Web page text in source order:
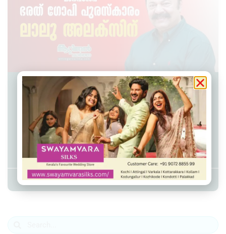
മാനവ സേവ വെൽഫെയർ
സൊസൈറ്റി വാർഷികാഘോഷം
ആഗസ്റ്റ് 1, 2 തീയതികളിൽ; ഭരത്
ഗോപി പുരസ്‌കാരം ലാലു
അലക്സിന്
Admin YS July 7, 2026 8:56 pm